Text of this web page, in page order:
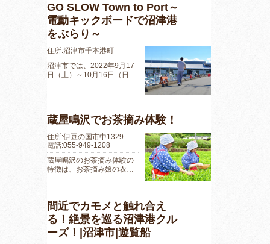
GO SLOW Town to Port～
電動キックボードで沼津港
をぶらり～
住所:沼津市千本港町
沼津市では、2022年9月17
日（土）～10月16日（日…
蔵屋鳴沢でお茶摘み体験！
住所:伊豆の国市中1329
電話:055-949-1208
蔵屋鳴沢のお茶摘み体験の
特徴は、お茶摘み娘の衣…
間近でカモメと触れ合え
る！絶景を巡る沼津港クル
ーズ！|沼津市|遊覧船